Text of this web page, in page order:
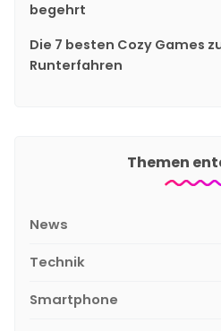
begehrt
Die 7 besten Cozy Games
Runterfahren
Themen
News
Technik
Smartphone